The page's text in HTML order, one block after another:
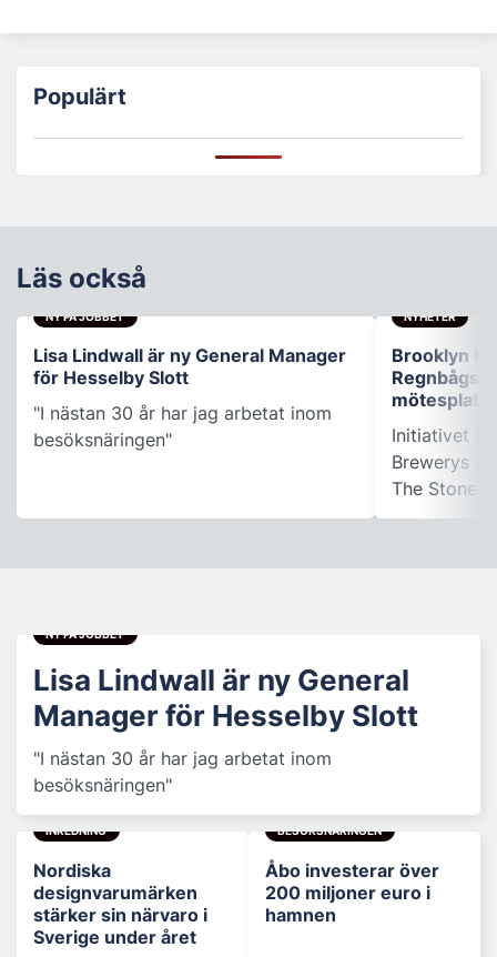
Populärt
Läs också
NY PÅ JOBBET
Lisa Lindwall är ny General Manager
för Hesselby Slott
"I nästan 30 år har jag arbetat inom
besöksnäringen"
NYHETER
Brooklyn
Initiativet
Brewerys
The
NY PÅ JOBBET
Lisa Lindwall är ny General
Manager för Hesselby Slott
"I nästan 30 år har jag arbetat inom
besöksnäringen"
INREDNING
Nordiska
designvarumärken
stärker sin närvaro i
Sverige under året
BESÖKSNÄRINGEN
Åbo investerar över
200 miljoner euro i
hamnen